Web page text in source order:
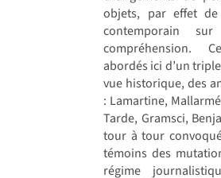
objets, par effet de
contemporain
compréhension.
abordés ici d’un
vue historique, des
: Lamartine,
Tarde, Gramsci,
tour à tour
témoins des
régime